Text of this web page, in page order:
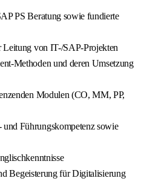
PS Beratung sowie fundierte
Leitung von IT-/SAP-Projekten
Methoden und deren Umsetzung
Modulen (CO, MM, PP,
Führungskompetenz sowie
Begeisterung für Digitalisierung